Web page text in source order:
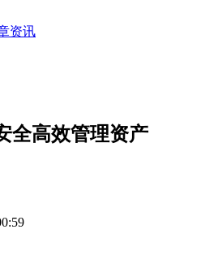
资讯
全高效管理资产